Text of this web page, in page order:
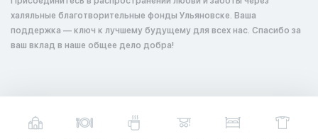
халяльные благотворительные фонды Ульяновске. Ваша
поддержка — ключ к лучшему будущему для всех нас. Спасибо за
ваш вклад в наше общее дело добра!